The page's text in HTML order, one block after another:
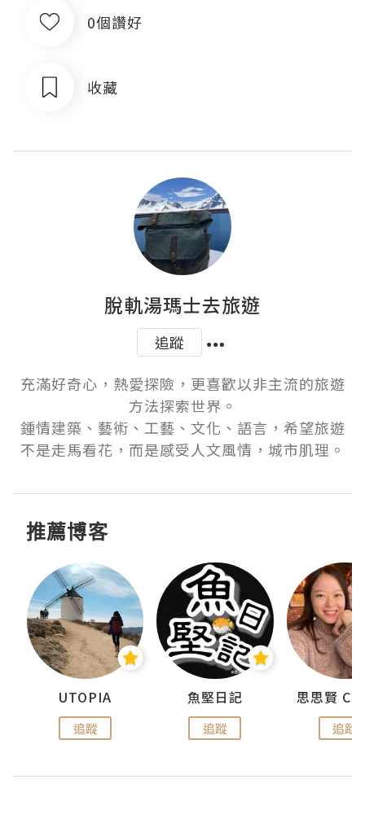
0個讚好
收藏
脫軌湯瑪士去旅遊
追蹤
充滿好奇心，熱愛探險，更喜歡以非主流的旅遊
方法探索世界。
鍾情建築、藝術、工藝、文化、語言，希望旅遊
不是走馬看花，而是感受人文風情，城市肌理。
推薦博客
UTOPIA
追蹤
魚堅日記
追蹤 追蹤